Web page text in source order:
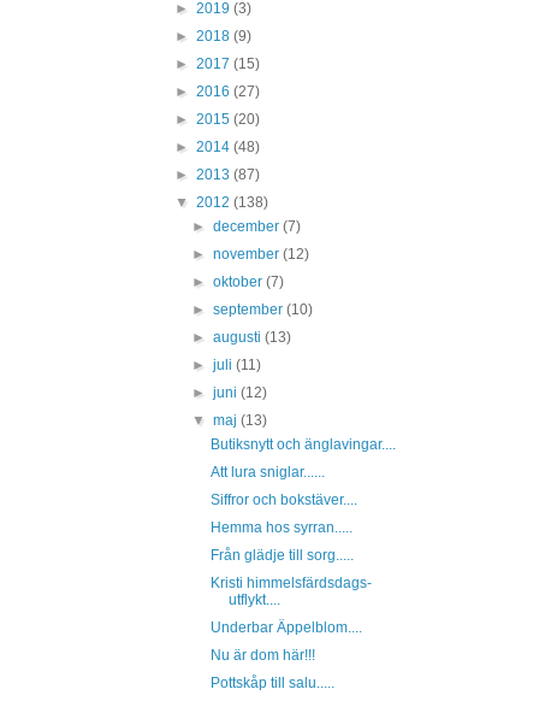
► 2019 (3)
► 2018 (9)
► 2017 (15)
► 2016 (27)
► 2015 (20)
► 2014 (48)
► 2013 (87)
▼ 2012 (138)
►december(7)
►november(12)
►oktober(7)
►september(10)
►augusti(13)
►juli(11)
►juni(12)
▼maj(13)
Butiksnytt och änglavingar....
Att lura sniglar......
Siffror och bokstäver....
Hemma hos syrran.....
Från glädje till sorg.....
Kristi himmelsfärdsdags-
utflykt....
Underbar Äppelblom....
Nu är dom här!!!
Pottskåp till salu.....